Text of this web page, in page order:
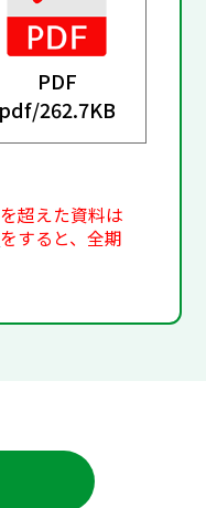
PDF
pdf/262.7KB
超えた資料は
をすると、全期